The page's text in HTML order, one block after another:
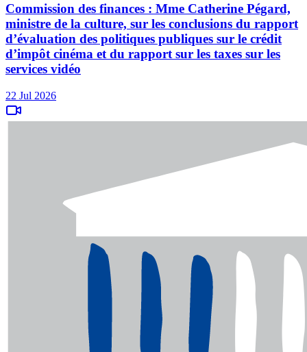
Commission des finances : Mme Catherine Pégard,
ministre de la culture, sur les conclusions du rapport
d’évaluation des politiques publiques sur le crédit
d’impôt cinéma et du rapport sur les taxes sur les
services vidéo
22 Jul 2026